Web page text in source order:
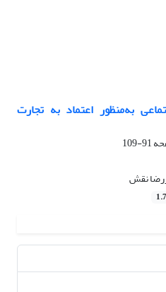
به‌منظور اعتماد به تجارت
91-109
نقش